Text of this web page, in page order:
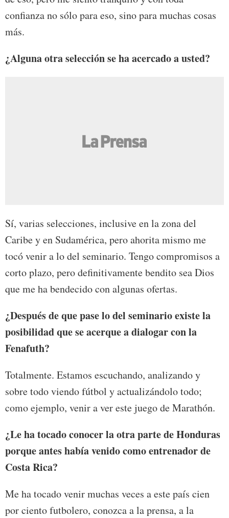
confianza no sólo para eso, sino para muchas cosas
más.
¿Alguna otra selección se ha acercado a usted?
Sí, varias selecciones, inclusive en la zona del
Caribe y en Sudamérica, pero ahorita mismo me
tocó venir a lo del seminario. Tengo compromisos a
corto plazo, pero definitivamente bendito sea Dios
que me ha bendecido con algunas ofertas.
¿Después de que pase lo del seminario existe la
posibilidad que se acerque a dialogar con la
Fenafuth?
Totalmente. Estamos escuchando, analizando y
sobre todo viendo fútbol y actualizándolo todo;
como ejemplo, venir a ver este juego de Marathón.
¿Le ha tocado conocer la otra parte de Honduras
porque antes había venido como entrenador de
Costa Rica?
Me ha tocado venir muchas veces a este país cien
por ciento futbolero, conozca a la prensa, a la